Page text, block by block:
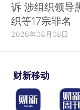
诉 涉组织领导
织等17宗罪名
2026年08月08日
财新移动